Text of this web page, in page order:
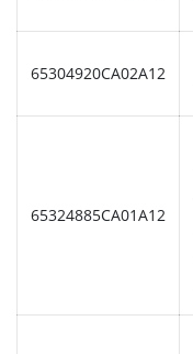
65304920CA02A12
65324885CA01A12